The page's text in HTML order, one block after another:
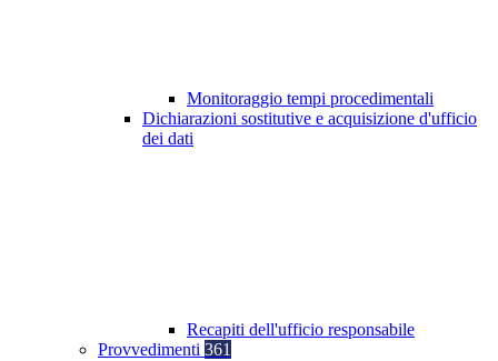
Monitoraggio tempi procedimentali
Dichiarazioni sostitutive e acquisizione d'ufficio
dei dati
Recapiti dell'ufficio responsabile
Provvedimenti 361